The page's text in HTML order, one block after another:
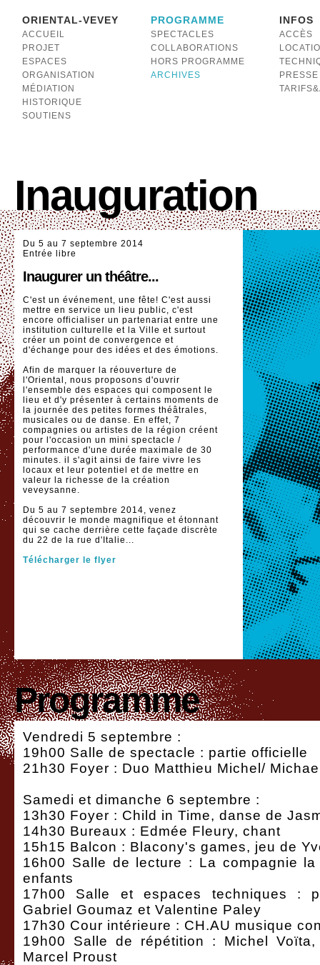
ORIENTAL-VEVEY
ACCUEIL
PROJET
ESPACES
ORGANISATION
MÉDIATION
HISTORIQUE
SOUTIENS
PROGRAMME
SPECTACLES
COLLABORATIONS
HORS PROGRAMME
ARCHIVES
INFOS
ACCÈS
PRESSE
Inauguration
Du 5 au 7 septembre 2014
Entrée libre
Inaugurer un théâtre...
C'est un événement, une fête! C'est aussi
mettre en service un lieu public, c'est
encore officialiser un partenariat entre une
institution culturelle et la Ville et surtout
créer un point de convergence et
d'échange pour des idées et des émotions.
Afin de marquer la réouverture de
l'Oriental, nous proposons d'ouvrir
l'ensemble des espaces qui composent le
lieu et d'y présenter à certains moments de
la journée des petites formes théâtrales,
musicales ou de danse. En effet, 7
compagnies ou artistes de la région créent
pour l'occasion un mini spectacle /
performance d'une durée maximale de 30
minutes. il s'agit ainsi de faire vivre les
locaux et leur potentiel et de mettre en
valeur la richesse de la création
veveysanne.
Du 5 au 7 septembre 2014, venez
découvrir le monde magnifique et étonnant
qui se cache derrière cette façade discrète
du 22 de la rue d'Italie...
Télécharger le flyer
Programme
Vendredi 5 septembre :
19h00 Salle de spectacle : partie officielle
21h30 Foyer : Duo Matthieu Michel/
Samedi et dimanche 6 septembre :
13h30 Foyer : Child in Time, danse de
14h30 Bureaux : Edmée Fleury, chant
15h15 Balcon : Blacony's games, jeu de
16h00 Salle de lecture : La compagnie
enfants
17h00 Salle et espaces techniques :
Gabriel Goumaz et Valentine Paley
17h30 Cour intérieure : CH.AU musique
19h00 Salle de répétition : Michel
Marcel Proust